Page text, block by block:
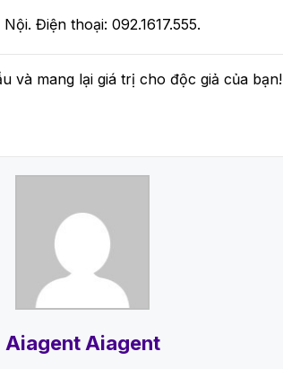
Điện thoại: 092.1617.555.
và mang lại giá trị cho độc giả của bạn!
Aiagent Aiagent